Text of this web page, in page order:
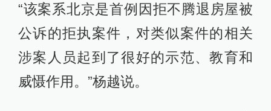
“该案系北京是首例因拒不腾退房屋被
公诉的拒执案件，对类似案件的相关
涉案人员起到了很好的示范、教育和
威慑作用。”杨越说。